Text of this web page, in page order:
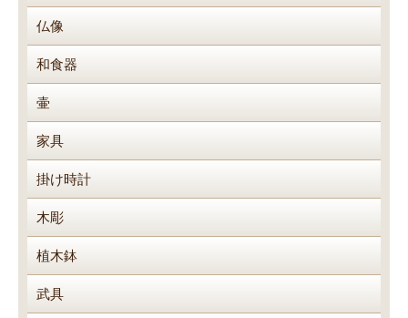
仏像
和食器
壷
家具
掛け時計
木彫
植木鉢
武具